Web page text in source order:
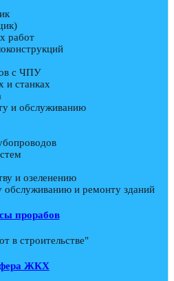
работ
с ЧПУ
и станках
и обслуживанию
и озеленению
обслуживанию и ремонту зданий
прорабов
в строительстве"
ЖКХ